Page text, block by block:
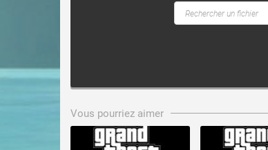
Vous pourriez aimer